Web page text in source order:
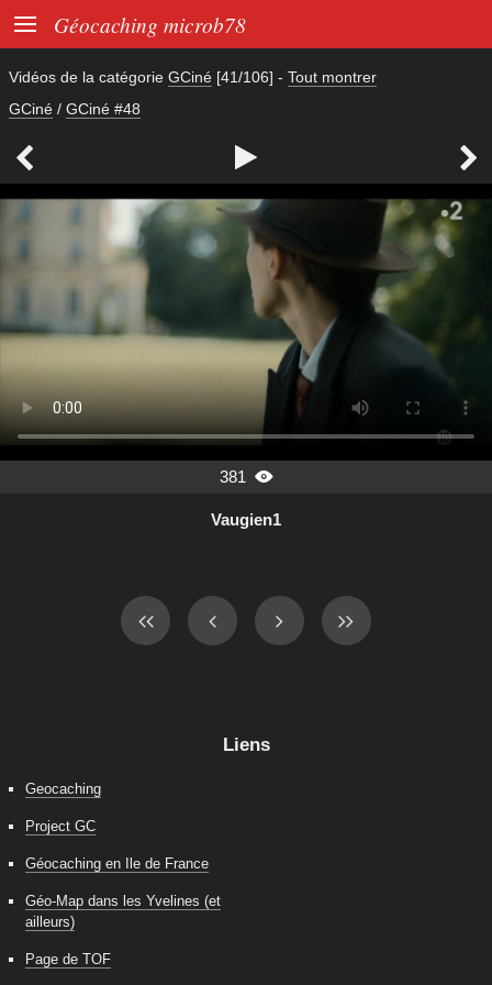
 Géocaching microb78
Vidéos de la catégorie GCiné [41/106] - Tout montrer
GCiné / GCiné #48
  
381 
Vaugien1
Liens
Geocaching
Project GC
Géocaching en Ile de France
Géo-Map dans les Yvelines (et
ailleurs)
Page de TOF